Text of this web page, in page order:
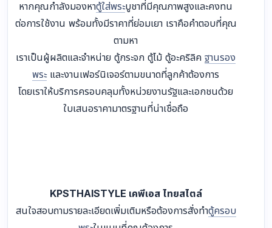
หากคุณกำลังมองหาตู้ใส่พระบูชาที่มีคุณภาพสูงและคงทน
ต่อการใช้งาน พร้อมทั้งมีราคาที่ย่อมเยา เราคือคำตอบที่คุณ
ตามหา
เราเป็นผู้ผลิตและจำหน่าย ตู้กระจก ตู้ไม้ ตู้อะคริลิค ฐานรอง
พระและงานเฟอร์นิเจอร์ตามขนาดที่ลูกค้าต้องการ
โดยเราให้บริการครอบคลุมทั้งหน่วยงานรัฐและเอกชนด้วย
ใบเสนอราคามาตรฐานที่น่าเชื่อถือ